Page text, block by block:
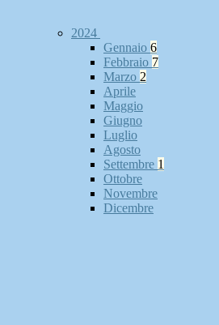
2024
Gennaio 6
Febbraio 7
Marzo 2
Aprile
Maggio
Giugno
Luglio
Agosto
Settembre 1
Ottobre
Novembre
Dicembre